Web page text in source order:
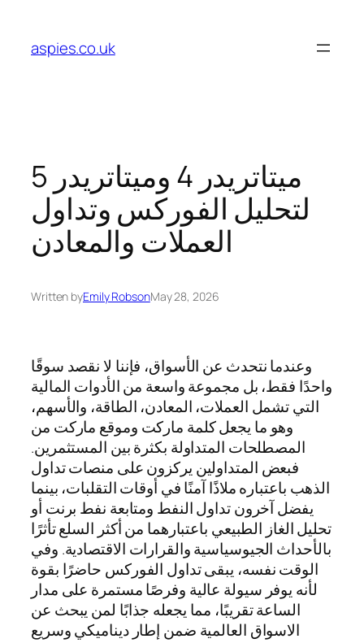
content
aspies.co.uk
ميتاتريدر 4 وميتاتريدر 5
لتحليل الفوركس وتداول
العملات والمعادن
Written byEmily RobsonMay 28, 2026
وعندما نتحدث عن الأسواق، فإننا لا نقصد سوقًا
واحدًا فقط، بل مجموعة واسعة من الأدوات المالية
التي تشمل العملات، المعادن، الطاقة، والأسهم،
وهو ما يجعل كلمة ماركت وموقع ماركت من
المصطلحات المتداولة بكثرة بين المستثمرين.
فبعض المتداولين يركزون على منصات تداول
الذهب باعتباره ملاذًا آمنًا في أوقات التقلبات، بينما
يفضل آخرون تداول النفط ومتابعة نفط برنت أو
تحليل الغاز الطبيعي باعتبارهما من أكثر السلع تأثرًا
بالأحداث الجيوسياسية والقرارات الاقتصادية. وفي
الوقت نفسه، يبقى تداول الفوركس حاضرًا بقوة
لأنه يوفر سيولة عالية وفرصًا مستمرة على مدار
الساعة تقريبًا، مما يجعله جذابًا لمن يبحث عن
الاسواق العالمية ضمن إطار ديناميكي وسريع